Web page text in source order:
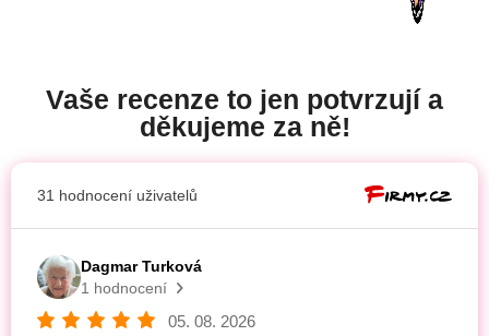
Vaše recenze to jen potvrzují a
děkujeme za ně!